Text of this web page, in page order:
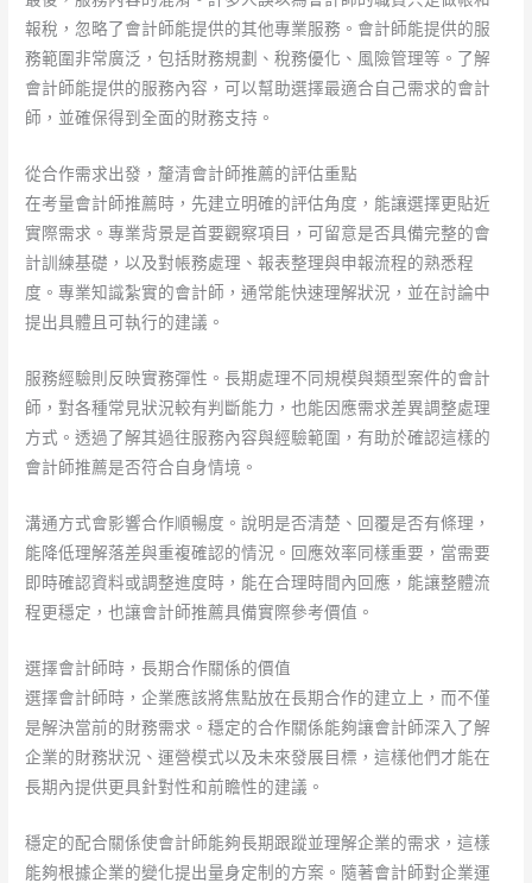
報稅，忽略了會計師能提供的其他專業服務。會計師能提供的服
務範圍非常廣泛，包括財務規劃、稅務優化、風險管理等。了解
會計師能提供的服務內容，可以幫助選擇最適合自己需求的會計
師，並確保得到全面的財務支持。
從合作需求出發，釐清會計師推薦的評估重點
在考量會計師推薦時，先建立明確的評估角度，能讓選擇更貼近
實際需求。專業背景是首要觀察項目，可留意是否具備完整的會
計訓練基礎，以及對帳務處理、報表整理與申報流程的熟悉程
度。專業知識紮實的會計師，通常能快速理解狀況，並在討論中
提出具體且可執行的建議。
服務經驗則反映實務彈性。長期處理不同規模與類型案件的會計
師，對各種常見狀況較有判斷能力，也能因應需求差異調整處理
方式。透過了解其過往服務內容與經驗範圍，有助於確認這樣的
會計師推薦是否符合自身情境。
溝通方式會影響合作順暢度。說明是否清楚、回覆是否有條理，
能降低理解落差與重複確認的情況。回應效率同樣重要，當需要
即時確認資料或調整進度時，能在合理時間內回應，能讓整體流
程更穩定，也讓會計師推薦具備實際參考價值。
選擇會計師時，長期合作關係的價值
選擇會計師時，企業應該將焦點放在長期合作的建立上，而不僅
是解決當前的財務需求。穩定的合作關係能夠讓會計師深入了解
企業的財務狀況、運營模式以及未來發展目標，這樣他們才能在
長期內提供更具針對性和前瞻性的建議。
穩定的配合關係使會計師能夠長期跟蹤並理解企業的需求，這樣
能夠根據企業的變化提出量身定制的方案。隨著會計師對企業運